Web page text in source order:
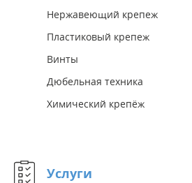
Нержавеющий крепеж
Пластиковый крепеж
Винты
Дюбельная техника
Химический крепёж
Услуги